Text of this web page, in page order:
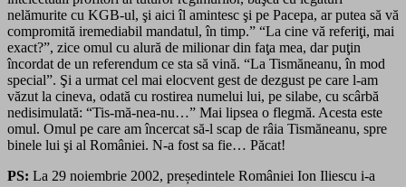
nelămurite cu KGB-ul, şi aici îl amintesc şi pe Pacepa, ar putea să vă
compromită iremediabil mandatul, în timp.” “La cine vă referiţi, mai
exact?”, zice omul cu alură de milionar din faţa mea, dar puţin
încordat de un referendum ce sta să vină. “La Tismăneanu, în mod
special”. Şi a urmat cel mai elocvent gest de dezgust pe care l-am
văzut la cineva, odată cu rostirea numelui lui, pe silabe, cu scârbă
nedisimulată: “Tis-mă-nea-nu…” Mai lipsea o flegmă. Acesta este
omul. Omul pe care am încercat să-l scap de râia Tismăneanu, spre
binele lui şi al României. N-a fost sa fie… Păcat!
PS: La 29 noiembrie 2002, președintele României Ion Iliescu i-a